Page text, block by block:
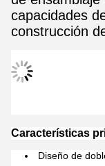
capacidades
construcción
Características
Diseño de